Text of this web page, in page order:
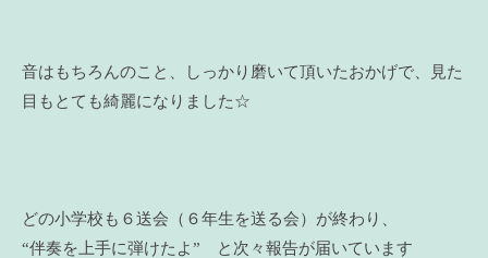
音はもちろんのこと、しっかり磨いて頂いたおかげで、見た
目もとても綺麗になりました☆
どの小学校も６送会（６年生を送る会）が終わり、
“伴奏を上手に弾けたよ” と次々報告が届いています